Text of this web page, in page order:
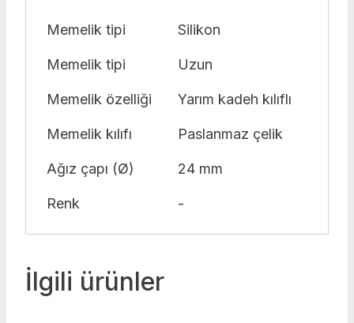
Memelik tipi Silikon
Memelik tipi Uzun
Memelik özelliği Yarım kadeh kılıflı
Memelik kılıfı Paslanmaz çelik
Ağız çapı (Ø) 24 mm
Renk -
İlgili ürünler